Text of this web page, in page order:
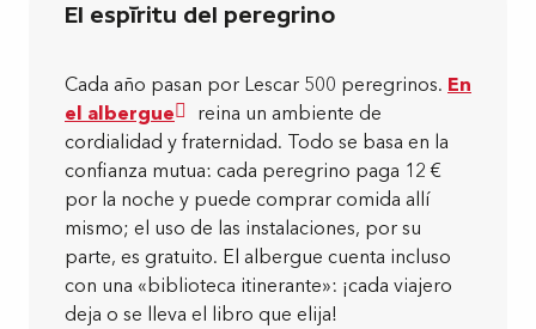
El espíritu del peregrino
Cada año pasan por Lescar 500 peregrinos. En
el albergue
reina un ambiente de
cordialidad y fraternidad. Todo se basa en la
confianza mutua: cada peregrino paga 12 €
por la noche y puede comprar comida allí
mismo; el uso de las instalaciones, por su
parte, es gratuito. El albergue cuenta incluso
con una «biblioteca itinerante»: ¡cada viajero
deja o se lleva el libro que elija!